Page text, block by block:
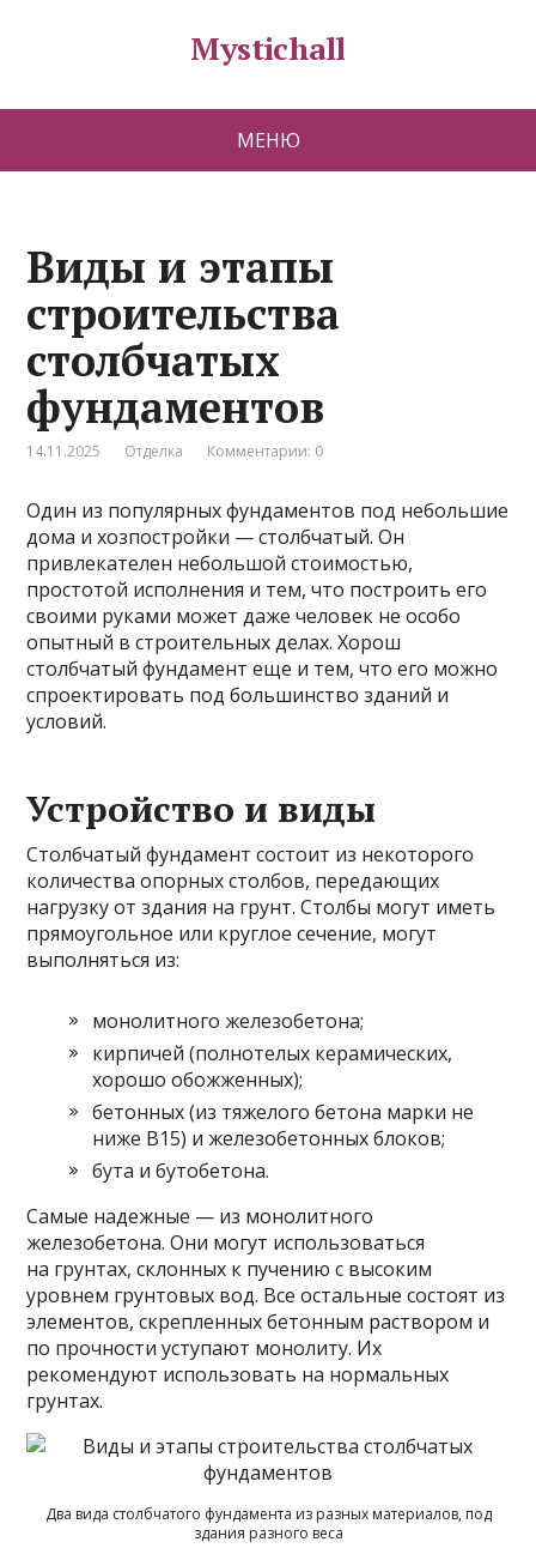
Mystichall
МЕНЮ
Виды и этапы
строительства
столбчатых
фундаментов
14.11.2025 Отделка Комментарии: 0
Один из популярных фундаментов под небольшие
дома и хозпостройки — столбчатый. Он
привлекателен небольшой стоимостью,
простотой исполнения и тем, что построить его
своими руками может даже человек не особо
опытный в строительных делах. Хорош
столбчатый фундамент еще и тем, что его можно
спроектировать под большинство зданий и
условий.
Устройство и виды
Столбчатый фундамент состоит из некоторого
количества опорных столбов, передающих
нагрузку от здания на грунт. Столбы могут иметь
прямоугольное или круглое сечение, могут
выполняться из:
монолитного железобетона;
кирпичей (полнотелых керамических,
хорошо обожженных);
бетонных (из тяжелого бетона марки не
ниже В15) и железобетонных блоков;
бута и бутобетона.
Самые надежные — из монолитного
железобетона. Они могут использоваться
на грунтах, склонных к пучению с высоким
уровнем грунтовых вод. Все остальные состоят из
элементов, скрепленных бетонным раствором и
по прочности уступают монолиту. Их
рекомендуют использовать на нормальных
грунтах.
Два вида столбчатого фундамента из разных материалов, под
здания разного веса